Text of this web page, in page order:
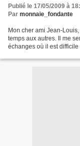
Publié le 17/05/2009 à
Par monnaie_fondante
Mon cher ami Jean-
temps aux autres. Il me
échanges où il est